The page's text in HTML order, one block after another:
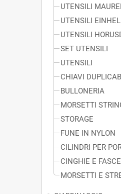
UTENSILI
UTENSILI
UTENSILI
SET UTENSILI
UTENSILI
CHIAVI
BULLONERIA
MORSETTI
STORAGE
FUNE IN NYLON
CILINDRI PER
CINGHIE E
MORSETTI E